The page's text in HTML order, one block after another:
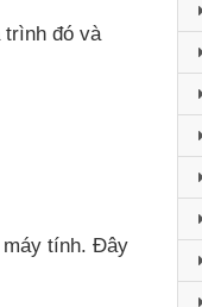
trình đó và
tính. Đây